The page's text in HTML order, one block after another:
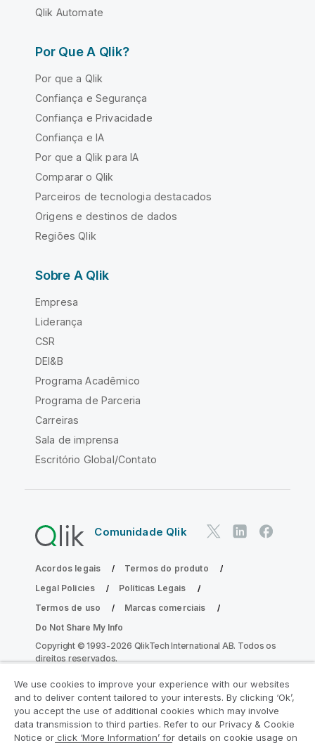
Qlik Automate
Por Que A Qlik?
Por que a Qlik
Confiança e Segurança
Confiança e Privacidade
Confiança e IA
Por que a Qlik para IA
Comparar o Qlik
Parceiros de tecnologia destacados
Origens e destinos de dados
Regiões Qlik
Sobre A Qlik
Empresa
Liderança
CSR
DEI&B
Programa Acadêmico
Programa de Parceria
Carreiras
Sala de imprensa
Escritório Global/Contato
Comunidade Qlik
Acordos legais
Termos do produto
Legal Policies
Políticas Legais
Termos de uso
Marcas comerciais
Do Not Share My Info
Copyright © 1993-2026 QlikTech International AB. Todos os
direitos reservados.
Participe do Programa de Modernização
do Analytics
We use cookies to improve your experience with our websites
and to deliver content tailored to your interests. By clicking ‘Ok’,
you accept the use of additional cookies which may involve
data transmission to third parties. Refer to our Privacy & Cookie
Notice or click ‘More Information’ for details on cookie usage on